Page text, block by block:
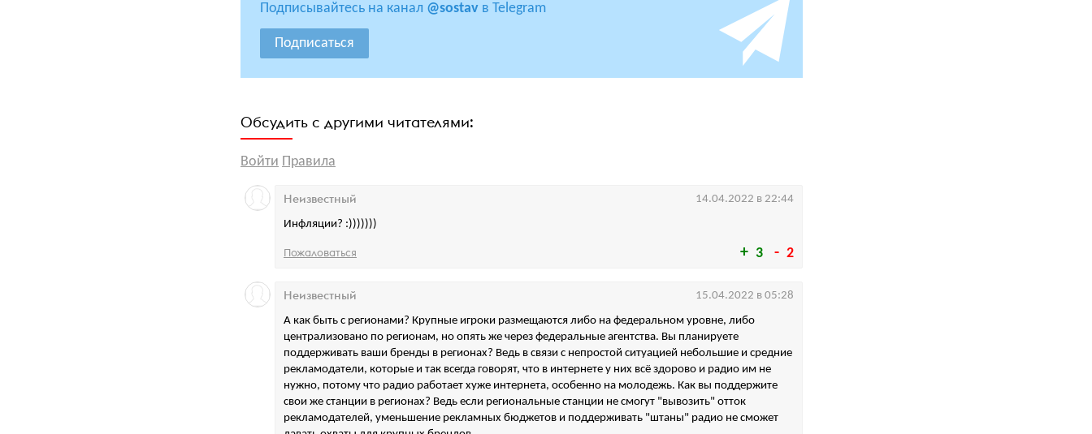
Подписывайтесь на канал @sostav в Telegram
Подписаться
Обсудить с другими читателями:
Войти Правила
3 2
Инфляции? :)))))))
Неизвестный 14.04.2022 в 22:44
Пожаловаться
А как быть с регионами? Крупные игроки размещаются либо на федеральном уровне, либо
централизовано по регионам, но опять же через федеральные агентства. Вы планируете
поддерживать ваши бренды в регионах? Ведь в связи с непростой ситуацией небольшие и средние
рекламодатели, которые и так всегда говорят, что в интернете у них всё здорово и радио им не
нужно, потому что радио работает хуже интернета, особенно на молодежь. Как вы поддержите
свои же станции в регионах? Ведь если региональные станции не смогут "вывозить" отток
рекламодателей, уменьшение рекламных бюджетов и поддерживать "штаны" радио не сможет
Неизвестный 15.04.2022 в 05:28